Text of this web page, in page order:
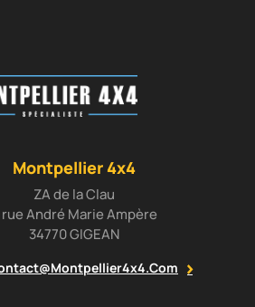
Montpellier 4x4
ZA de la Clau
rue André Marie Ampère
34770 GIGEAN